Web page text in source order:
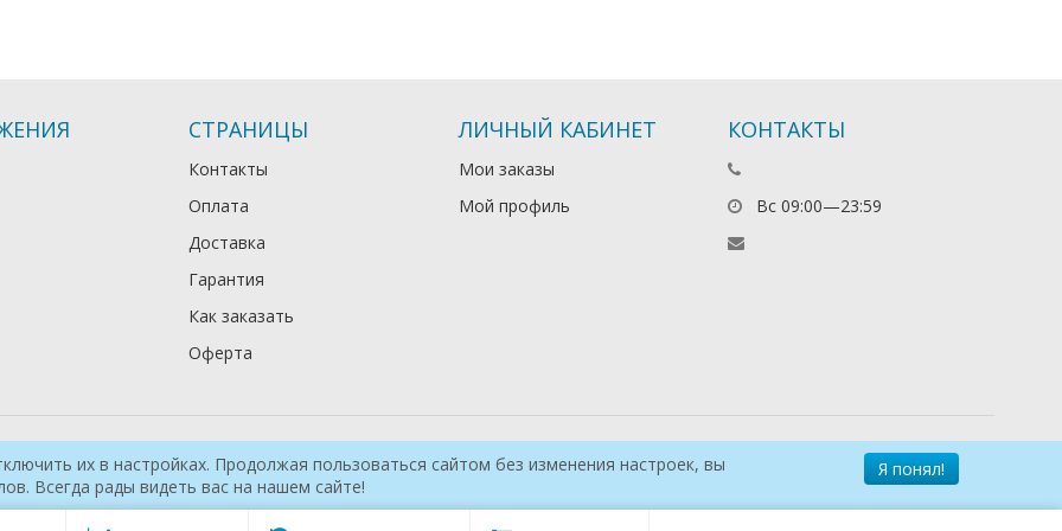
их в настройках. Продолжая пользоваться сайтом без изменения настроек, вы
Всегда рады видеть вас на нашем сайте!
Я понял!
СТРАНИЦЫ
Контакты
Оплата
Доставка
Гарантия
Как заказать
Оферта
ЛИЧНЫЙ КАБИНЕТ
Мои заказы
Мой профиль
КОНТАКТЫ
Вс 09:00—23:59